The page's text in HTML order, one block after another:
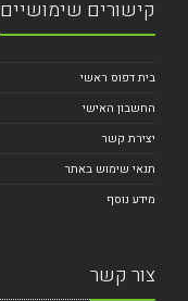
קישורים שימושיים
בית דפוס ראשי
החשבון האישי
יצירת קשר
תנאי שימוש באתר
מידע נוסף
צור קשר